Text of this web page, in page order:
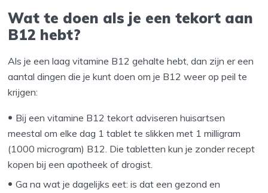
Wat te doen als je een tekort aan
B12 hebt?
Als je een laag vitamine B12 gehalte hebt, dan zijn er een
aantal dingen die je kunt doen om je B12 weer op peil te
krijgen:
Bij een vitamine B12 tekort adviseren huisartsen
meestal om elke dag 1 tablet te slikken met 1 milligram
(1000 microgram) B12. Die tabletten kun je zonder recept
kopen bij een apotheek of drogist.
Ga na wat je dagelijks eet: is dat een gezond en